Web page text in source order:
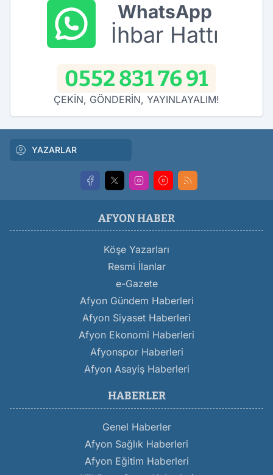
WhatsApp
İhbar Hattı
0552 831 76 91
ÇEKİN, GÖNDERİN, YAYINLAYALIM!
YAZARLAR
AFYON HABER
Köşe Yazarları
Resmi İlanlar
e-Gazete
Afyon Gündem Haberleri
Afyon Siyaset Haberleri
Afyon Ekonomi Haberleri
Afyonspor Haberleri
Afyon Asayiş Haberleri
HABERLER
Genel Haberler
Afyon Sağlık Haberleri
Afyon Eğitim Haberleri